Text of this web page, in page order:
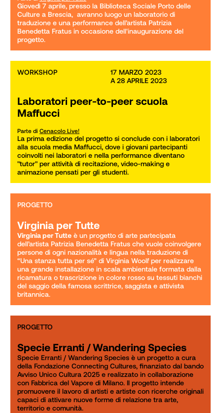
Giovedì 7 aprile, presso la Biblioteca Sociale Porto delle
Culture a Brescia,  avranno luogo un laboratorio di
traduzione e una performance dell’artista Patrizia
Benedetta Fratus in occasione dell'inaugurazione del
progetto.
WORKSHOP
17 MARZO 2023
A 28 APRILE 2023
Laboratori peer-to-peer scuola
Maffucci
Parte di Cenacolo Live!
La prima edizione del progetto si conclude con i laboratori
alla scuola media Maffucci, dove i giovani partecipanti
coinvolti nei laboratori e nella performance diventano
"tutor" per attività di recitazione, video-making e
animazione pensati per gli studenti.
PROGETTO
Virginia per Tutte
Virginia per Tutte è un progetto di arte partecipata
dell’artista Patrizia Benedetta Fratus che vuole coinvolgere
persone di ogni nazionalità e lingua nella traduzione di
“Una stanza tutta per sé” di Virginia Woolf per realizzare
una grande installazione in scala ambientale formata dalla
ricamatura o trascrizione in colore rosso su tessuti bianchi
del saggio della famosa scrittrice, saggista e attivista
britannica.
PROGETTO
Specie Erranti / Wandering Species
Specie Erranti / Wandering Species è un progetto a cura
della Fondazione Connecting Cultures, finanziato dal bando
Avviso Unico Cultura 2025 e realizzato in collaborazione
con Fabbrica del Vapore di Milano. Il progetto intende
promuovere il lavoro di artisti e artiste con ricerche originali
capaci di attivare nuove forme di relazione tra arte,
territorio e comunità.